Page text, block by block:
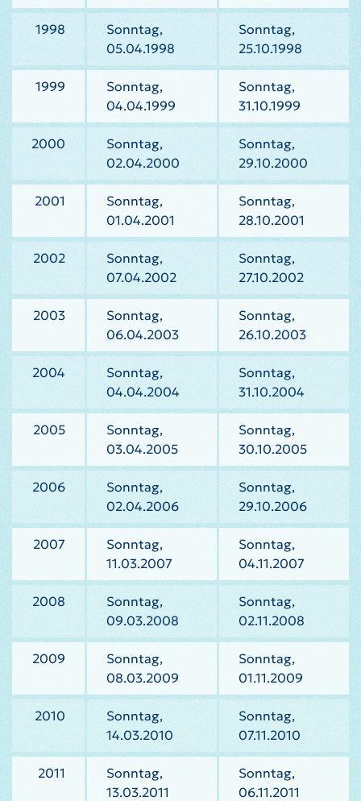
1998
Sonntag,
05.04.1998
Sonntag,
25.10.1998
1999
Sonntag,
04.04.1999
Sonntag,
31.10.1999
2000
Sonntag,
02.04.2000
Sonntag,
29.10.2000
2001
Sonntag,
01.04.2001
Sonntag,
28.10.2001
2002
Sonntag,
07.04.2002
Sonntag,
27.10.2002
2003
Sonntag,
06.04.2003
Sonntag,
26.10.2003
2004
Sonntag,
04.04.2004
Sonntag,
31.10.2004
2005
Sonntag,
03.04.2005
Sonntag,
30.10.2005
2006
Sonntag,
02.04.2006
Sonntag,
29.10.2006
2007
Sonntag,
11.03.2007
Sonntag,
04.11.2007
2008
Sonntag,
09.03.2008
Sonntag,
02.11.2008
2009
Sonntag,
08.03.2009
Sonntag,
01.11.2009
2010
Sonntag,
14.03.2010
Sonntag,
07.11.2010
2011
Sonntag,
13.03.2011
Sonntag,
06.11.2011